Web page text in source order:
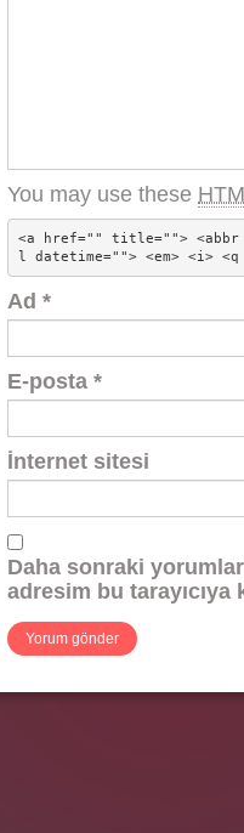
You may use these
<a href="" title=""> <abbr
l datetime=""> <em> <i>
Ad *
E-posta *
İnternet sitesi
Daha sonraki
adresim bu tarayıcıya